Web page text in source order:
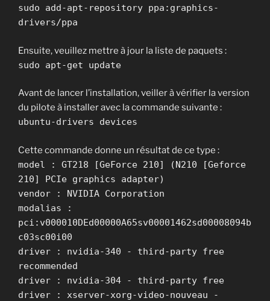
sudo add-apt-repository ppa:graphics-
drivers/ppa
Ensuite, veuillez mettre à jour la liste de paquets :
sudo apt-get update
Avant de lancer l’installation, veiller à vérifier la version
du pilote à installer avec la commande suivante :
ubuntu-drivers devices
Cette commande donne un résultat de ce type :
model : GT218 [GeForce 210] (N210 [Geforce
210] PCIe graphics adapter)
vendor : NVIDIA Corporation
modalias :
pci:v000010DEd00000A65sv00001462sd00008094b
c03sc00i00
driver : nvidia-340 - third-party free
recommended
driver : nvidia-304 - third-party free
driver : xserver-xorg-video-nouveau -